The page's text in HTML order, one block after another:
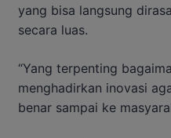
yang bisa langsung
secara luas.
“Yang terpenting
menghadirkan inovasi
benar sampai ke